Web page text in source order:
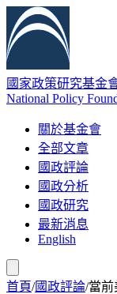
國家政策研究基金
National Policy
關於基金會
全部文章
國政評論
國政分析
國政研究
最新消息
English
首頁/國政評論/當前